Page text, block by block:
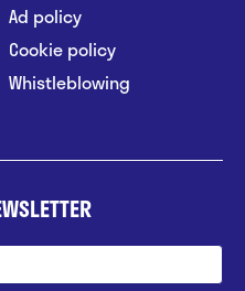
Ad policy
Cookie policy
Whistleblowing